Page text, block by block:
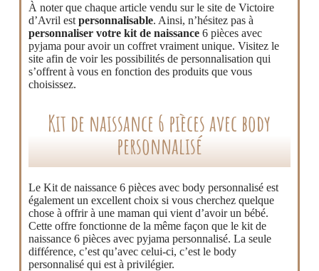
À noter que chaque article vendu sur le site de Victoire
d’Avril est personnalisable. Ainsi, n’hésitez pas à
personnaliser votre kit de naissance6 pièces avec
pyjama pour avoir un coffret vraiment unique. Visitez le
site afin de voir les possibilités de personnalisation qui
s’offrent à vous en fonction des produits que vous
choisissez.
Kit de naissance 6 pièces avec body
personnalisé
Le Kit de naissance 6 pièces avec body personnalisé est
également un excellent choix si vous cherchez quelque
chose à offrir à une maman qui vient d’avoir un bébé.
Cette offre fonctionne de la même façon que le kit de
naissance 6 pièces avec pyjama personnalisé. La seule
différence, c’est qu’avec celui-ci, c’est le body
personnalisé qui est à privilégier.